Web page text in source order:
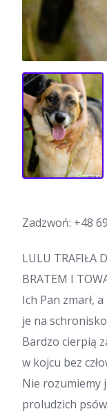
Zadzwoń: +48
LULU TRAFIŁA
BRATEM I
Ich Pan zmarł,
je na
Bardzo cierpią
w kojcu bez
Nie rozumiemy
proludzich